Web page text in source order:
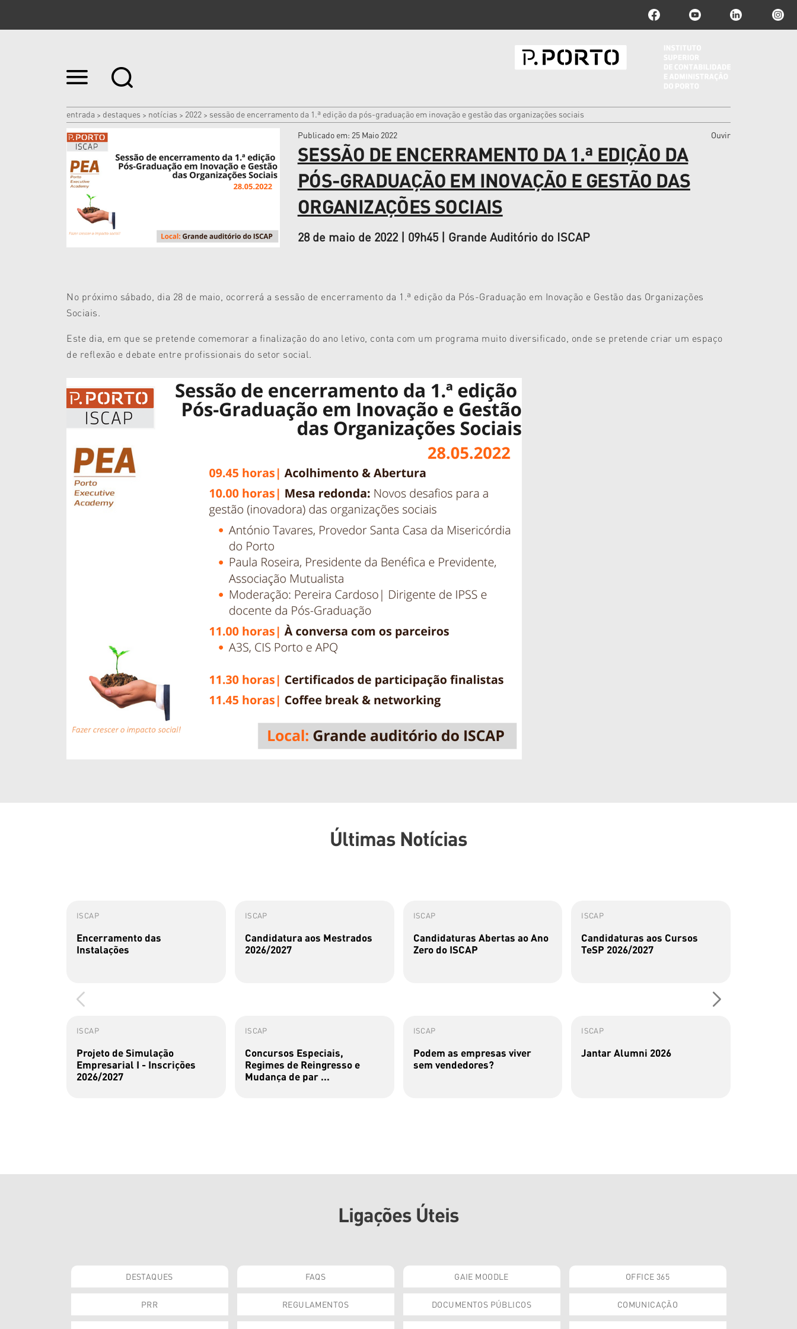
Ir
para
|
Ir
para
a
navegação
entrada > destaques > notícias > 2022 > sessão de encerramento da 1.ª edição da pós-graduação em inovação e gestão das organizações sociais
Publicado em: 25 Maio 2022 Ouvir
SESSÃO DE ENCERRAMENTO DA 1.ª EDIÇÃO DA
PÓS-GRADUAÇÃO EM INOVAÇÃO E GESTÃO DAS
ORGANIZAÇÕES SOCIAIS
28 de maio de 2022 | 09h45 | Grande Auditório do ISCAP
No próximo sábado, dia 28 de maio, ocorrerá a sessão de encerramento da 1.ª edição da Pós-Graduação em Inovação e Gestão das Organizações
Sociais.
Este dia, em que se pretende comemorar a finalização do ano letivo, conta com um programa muito diversificado, onde se pretende criar um espaço
de reflexão e debate entre profissionais do setor social.
Últimas Notícias
ISCAP
Encerramento das
Instalações
ISCAP
Candidatura aos Mestrados
2026/2027
ISCAP
Candidaturas Abertas ao Ano
Zero do ISCAP
ISCAP
Candidaturas aos Cursos
TeSP 2026/2027
ISCAP
Projeto de Simulação
Empresarial I - Inscrições
2026/2027
ISCAP
Concursos Especiais,
Regimes de Reingresso e
Mudança de par ...
ISCAP
Podem as empresas viver
sem vendedores?
ISCAP
Jantar Alumni 2026
Ligações Úteis
DESTAQUES FAQS GAIE MOODLE OFFICE 365
PRR REGULAMENTOS DOCUMENTOS PÚBLICOS COMUNICAÇÃO